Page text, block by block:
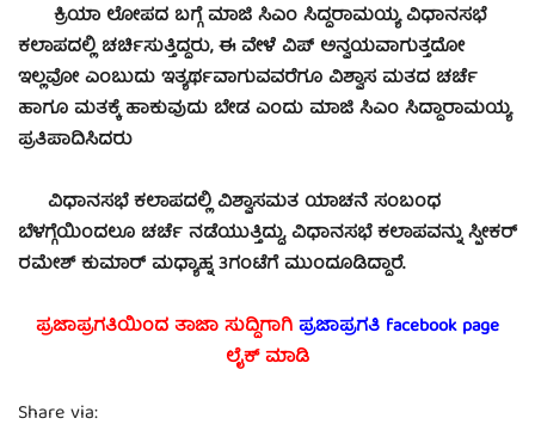
ಕ್ರಿಯಾ ಲೋಪದ ಬಗ್ಗೆ ಮಾಜಿ ಸಿಎಂ ಸಿದ್ದರಾಮಯ್ಯ ವಿಧಾನಸಭೆ
ಕಲಾಪದಲ್ಲಿ ಚರ್ಚಿಸುತ್ತಿದ್ದರು, ಈ ವೇಳೆ ವಿಪ್ ಅನ್ವಯವಾಗುತ್ತದೋ
ಇಲ್ಲವೋ ಎಂಬುದು ಇತ್ಯರ್ಥವಾಗುವವರೆಗೂ ವಿಶ್ವಾಸ ಮತದ ಚರ್ಚೆ
ಹಾಗೂ ಮತಕ್ಕೆ ಹಾಕುವುದು ಬೇಡ ಎಂದು ಮಾಜಿ ಸಿಎಂ ಸಿದ್ದಾರಾಮಯ್ಯ
ಪ್ರತಿಪಾದಿಸಿದರು
ವಿಧಾನಸಭೆ ಕಲಾಪದಲ್ಲಿ ವಿಶ್ವಾಸಮತ ಯಾಚನೆ ಸಂಬಂಧ
ಬೆಳಗ್ಗೆಯಿಂದಲೂ ಚರ್ಚೆ ನಡೆಯುತ್ತಿದ್ದು, ವಿಧಾನಸಭೆ ಕಲಾಪವನ್ನು ಸ್ಪೀಕರ್
ರಮೇಶ್ ಕುಮಾರ್ ಮಧ್ಯಾಹ್ನ 3ಗಂಟೆಗೆ ಮುಂದೂಡಿದ್ದಾರೆ.
ಪ್ರಜಾಪ್ರಗತಿಯಿಂದ ತಾಜಾ ಸುದ್ದಿಗಾಗಿಪ್ರಜಾಪ್ರಗತಿ facebookpage
ಲೈಕ್ ಮಾಡಿ
Share via: